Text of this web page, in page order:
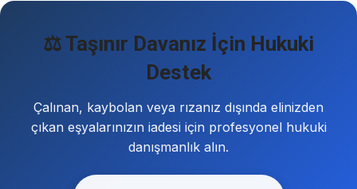
⚖️ Taşınır Davanız İçin Hukuki
Destek
Çalınan, kaybolan veya rızanız dışında elinizden
çıkan eşyalarınızın iadesi için profesyonel hukuki
danışmanlık alın.